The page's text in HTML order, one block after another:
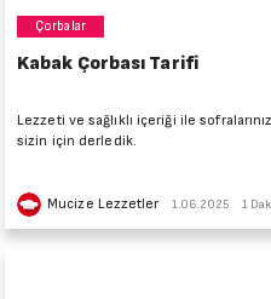
Çorbalar
Kabak Çorbası Tarifi
Lezzeti ve sağlıklı içeriği ile
sizin için derledik.
Mucize Lezzetler 1.06.2025 1